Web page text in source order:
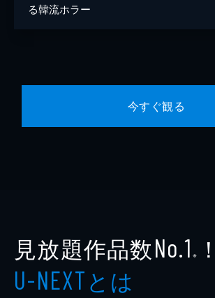
る韓流ホラー
今すぐ観る
見放題作品数No.1 ※ ！
U-NEXTとは